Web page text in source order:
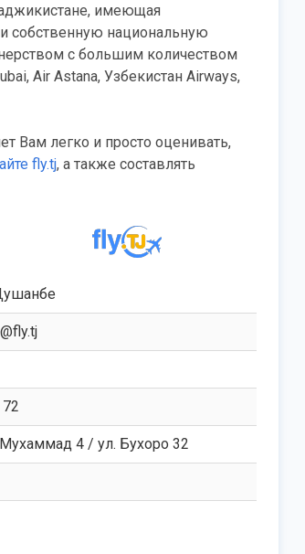
имеющая
собственную национальную
с большим количеством
Air Astana, Узбекистан Airways,
Вам легко и просто оценивать,
fly.tj, а также составлять
4 / ул. Бухоро 32